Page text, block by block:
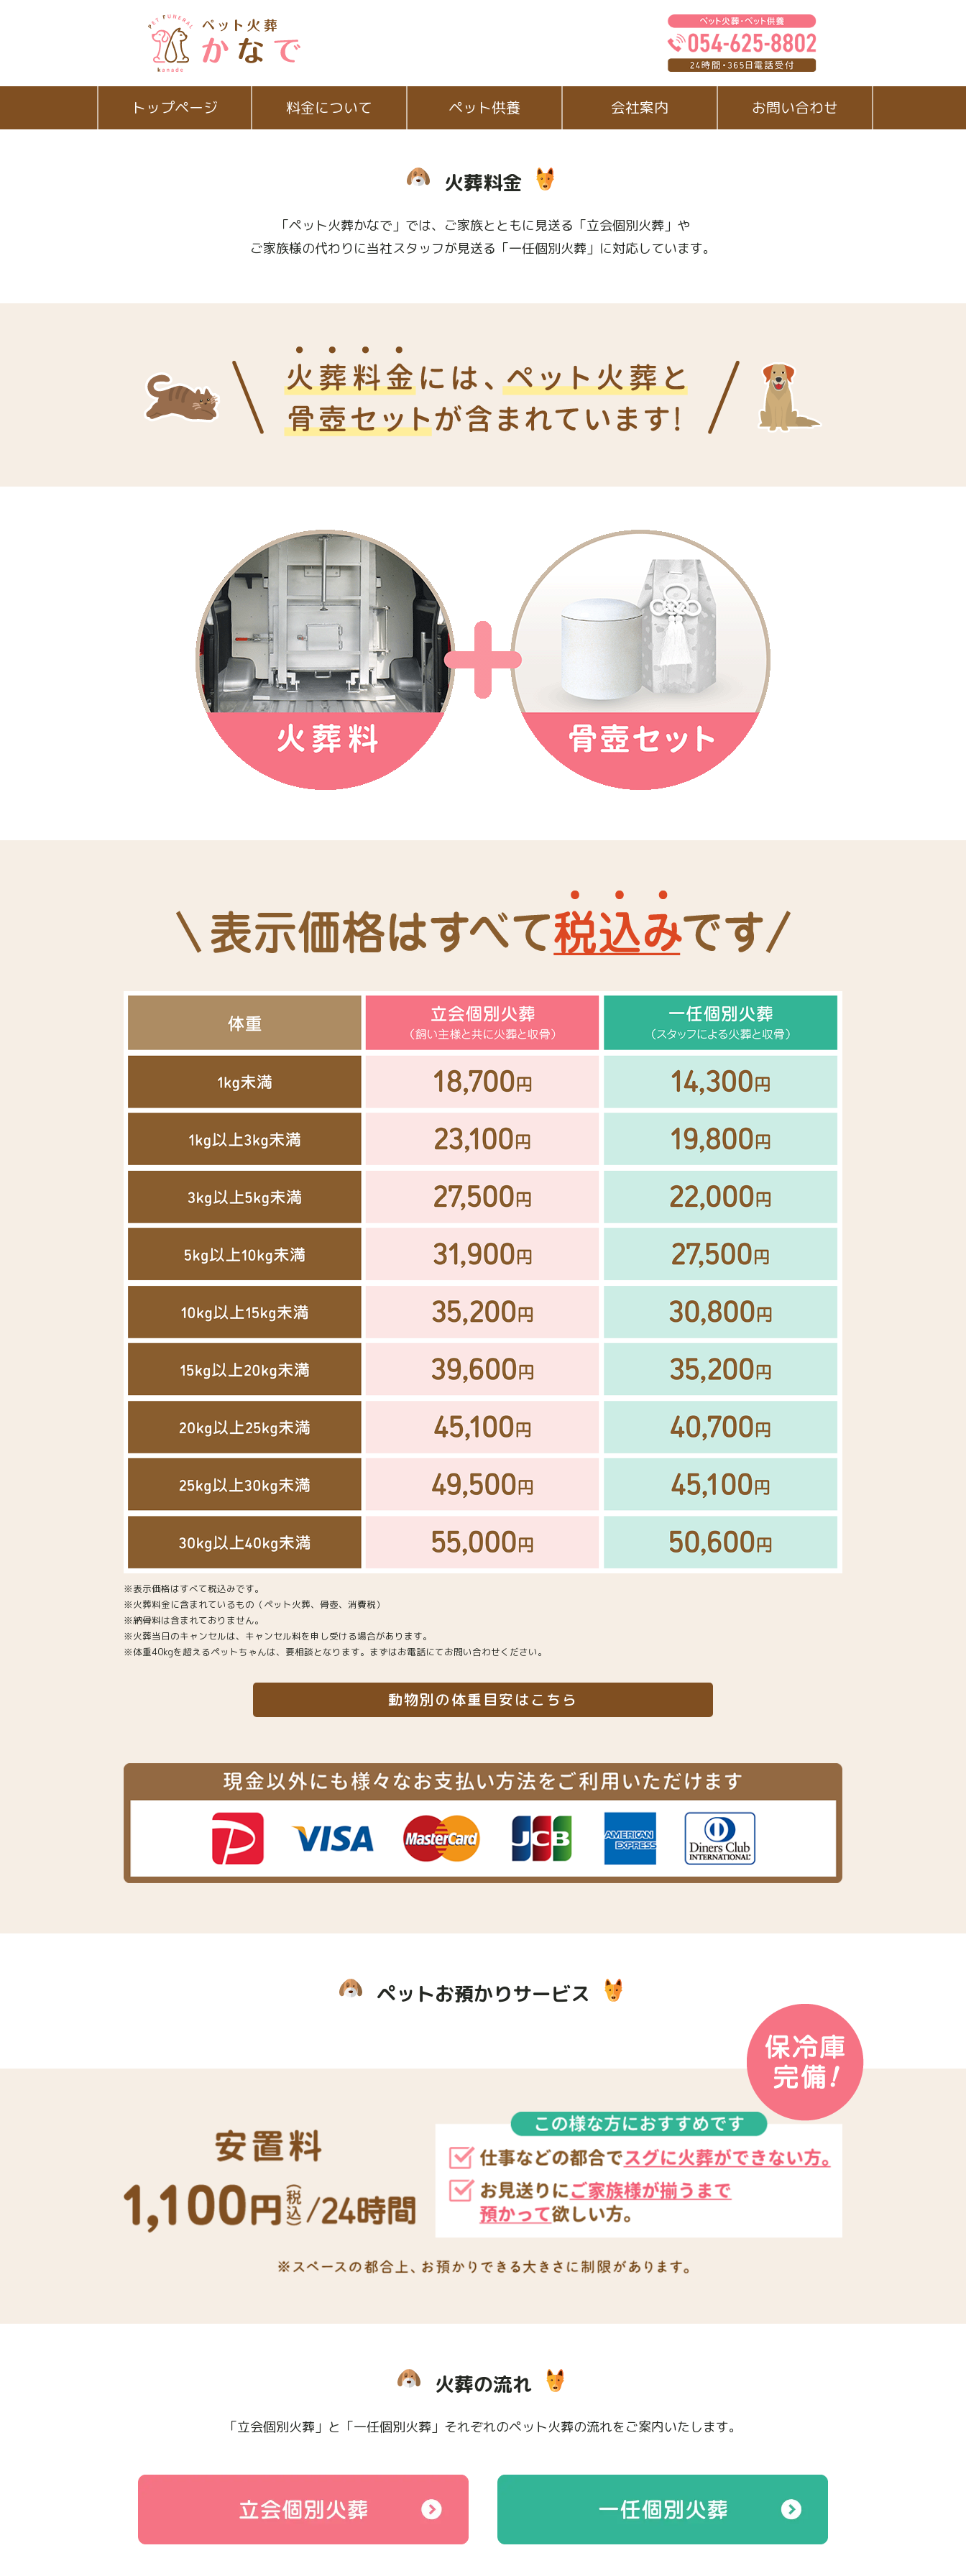
トップページ 料金について ペット供養 会社案内 お問い合わせ
火葬料金
「ペット火葬かなで」では、ご家族とともに見送る「立会個別火葬」や
ご家族様の代わりに当社スタッフが見送る「一任個別火葬」に対応しています。
※表示価格はすべて税込みです。
※火葬料金に含まれているもの（ペット火葬、骨壺、消費税）
※納骨料は含まれておりません。
※火葬当日のキャンセルは、キャンセル料を申し受ける場合があります。
※体重40kgを超えるペットちゃんは、要相談となります。まずはお電話にてお問い合わせください。
動物別の体重目安はこちら
ペットお預かりサービス
火葬の流れ
「立会個別火葬」と「一任個別火葬」 それぞれのペット火葬の流れを ご案内いたします。